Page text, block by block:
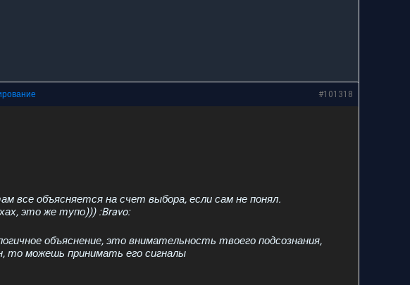
#101318
все объясняется на счет выбора, если сам не понял.
это же тупо))) :Bravo:
объяснение, это внимательность твоего подсознания,
то можешь принимать его сигналы